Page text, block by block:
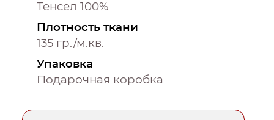
Тенсел 100%
Плотность ткани
135 гр./м.кв.
Упаковка
Подарочная коробка